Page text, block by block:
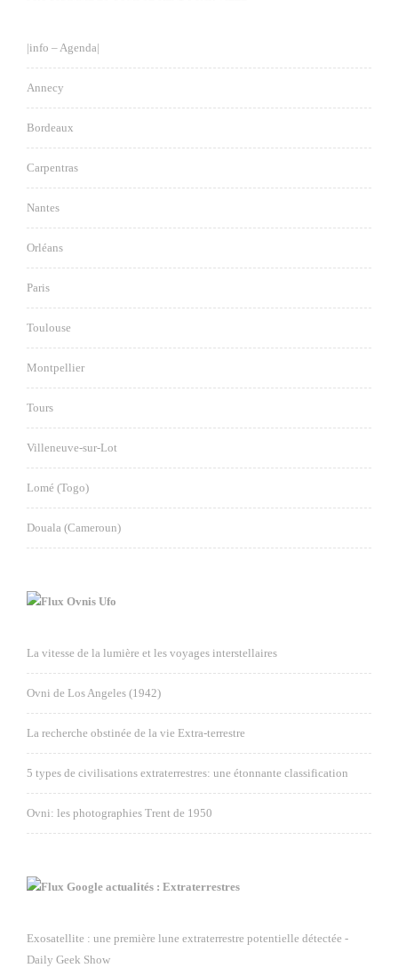
|info – Agenda|
Annecy
Bordeaux
Carpentras
Nantes
Orléans
Paris
Toulouse
Montpellier
Tours
Villeneuve-sur-Lot
Lomé (Togo)
Douala (Cameroun)
Ovnis Ufo
La vitesse de la lumière et les voyages interstellaires
Ovni de Los Angeles (1942)
La recherche obstinée de la vie Extra-terrestre
5 types de civilisations extraterrestres: une étonnante classification
Ovni: les photographies Trent de 1950
Google actualités : Extraterrestres
Exosatellite : une première lune extraterrestre potentielle détectée -
Daily Geek Show